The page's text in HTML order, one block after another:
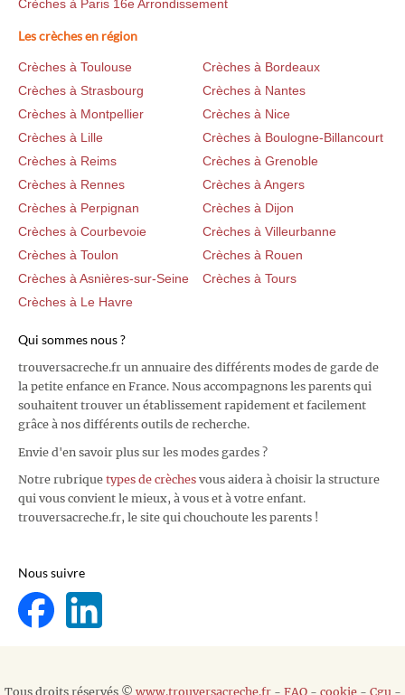
Crèches à Paris 16e Arrondissement
Les crèches en région
Crèches à Toulouse
Crèches à Bordeaux
Crèches à Strasbourg
Crèches à Nantes
Crèches à Montpellier
Crèches à Nice
Crèches à Lille
Crèches à Boulogne-Billancourt
Crèches à Reims
Crèches à Grenoble
Crèches à Rennes
Crèches à Angers
Crèches à Perpignan
Crèches à Dijon
Crèches à Courbevoie
Crèches à Villeurbanne
Crèches à Toulon
Crèches à Rouen
Crèches à Asnières-sur-Seine
Crèches à Tours
Crèches à Le Havre
Qui sommes nous ?
trouversacreche.fr un annuaire des différents modes de garde de
la petite enfance en France. Nous accompagnons les parents qui
souhaitent trouver un établissement rapidement et facilement
grâce à nos différents outils de recherche.
Envie d'en savoir plus sur les modes gardes ?
Notre rubrique types de crèches vous aidera à choisir la structure
qui vous convient le mieux, à vous et à votre enfant.
trouversacreche.fr, le site qui chouchoute les parents !
Nous suivre
Tous droits réservés © www.trouversacreche.fr- FAQ- cookie- Cgu -